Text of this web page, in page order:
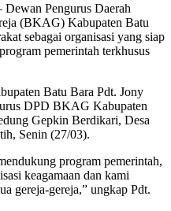
Pengurus Daerah
(BKAG) Kabupaten Batu
sebagai organisasi yang siap
pemerintah terkhusus
Batu Bara Pdt. Jony
DPD BKAG Kabupaten
Gepkin Berdikari, Desa
Senin (27/03).
program pemerintah,
keagamaan dan kami
gereja-gereja,” ungkap Pdt.